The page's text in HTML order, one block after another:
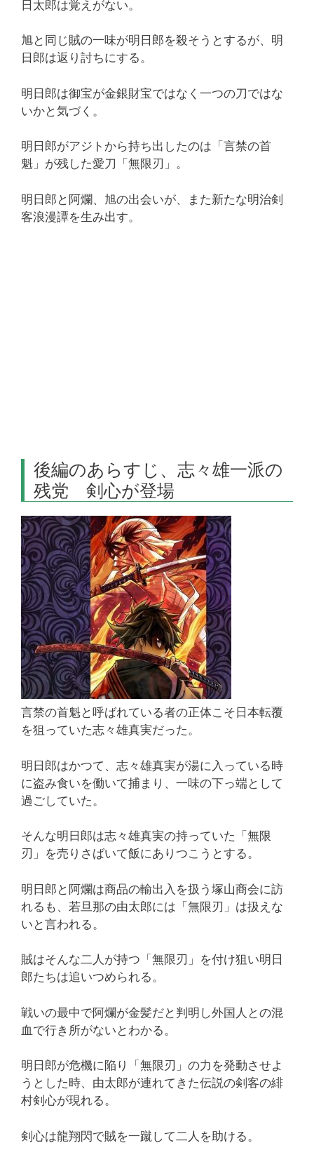
日太郎は覚えがない。
旭と同じ賊の一味が明日郎を殺そうとするが、明
日郎は返り討ちにする。
明日郎は御宝が金銀財宝ではなく一つの刀ではな
いかと気づく。
明日郎がアジトから持ち出したのは「言禁の首
魁」が残した愛刀「無限刃」。
明日郎と阿爛、旭の出会いが、また新たな明治剣
客浪漫譚を生み出す。
後編のあらすじ、志々雄一派の
残党 剣心が登場
言禁の首魁と呼ばれている者の正体こそ日本転覆
を狙っていた志々雄真実だった。
明日郎はかつて、志々雄真実が湯に入っている時
に盗み食いを働いて捕まり、一味の下っ端として
過ごしていた。
そんな明日郎は志々雄真実の持っていた「無限
刃」を売りさばいて飯にありつこうとする。
明日郎と阿爛は商品の輸出入を扱う塚山商会に訪
れるも、若旦那の由太郎には「無限刃」は扱えな
いと言われる。
賊はそんな二人が持つ「無限刃」を付け狙い明日
郎たちは追いつめられる。
戦いの最中で阿爛が金髪だと判明し外国人との混
血で行き所がないとわかる。
明日郎が危機に陥り「無限刃」の力を発動させよ
うとした時、由太郎が連れてきた伝説の剣客の緋
村剣心が現れる。
剣心は龍翔閃で賊を一蹴して二人を助ける。